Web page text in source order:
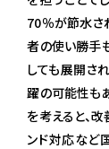
70％が節水さ
者の使い勝手
しても展開さ
躍の可能性も
を考えると、
ンド対応など